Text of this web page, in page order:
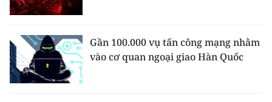
Gần 100.000 vụ tấn công mạng nhằm
vào cơ quan ngoại giao Hàn Quốc